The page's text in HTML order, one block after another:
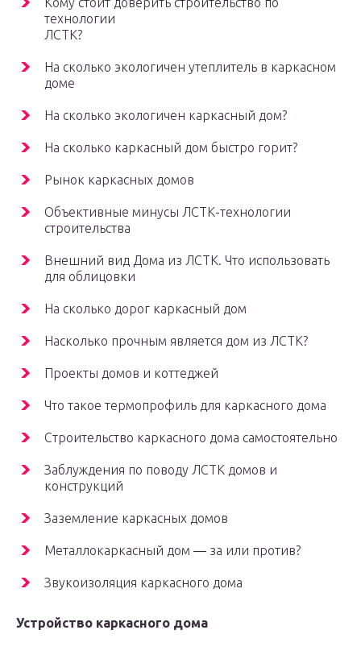
технологии
ЛСТК?
На сколько экологичен утеплитель в каркасном
доме
На сколько экологичен каркасный дом?
На сколько каркасный дом быстро горит?
Рынок каркасных домов
Объективные минусы ЛСТК-технологии
строительства
Внешний вид Дома из ЛСТК. Что использовать
для облицовки
На сколько дорог каркасный дом
Насколько прочным является дом из ЛСТК?
Проекты домов и коттеджей
Что такое термопрофиль для каркасного дома
Строительство каркасного дома самостоятельно
Заблуждения по поводу ЛСТК домов и
конструкций
Заземление каркасных домов
Металлокаркасный дом — за или против?
Звукоизоляция каркасного дома
Устройство каркасного дома